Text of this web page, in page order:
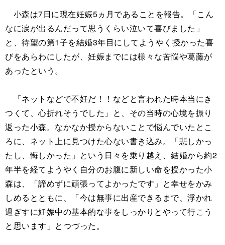
小森は7日に現在妊娠5ヵ月であることを報告。「こん
なに涙が出るんだって思うくらい泣いて喜びました」
と、待望の第1子を結婚3年目にしてようやく授かった喜
びをあらわにしたが、妊娠までには様々な苦悩や葛藤が
あったという。
「ネットなどで不妊だ！！などと言われた時本当にき
つくて、心折れそうでした」と、その当時の心境を振り
返った小森。なかなか授からないことで悩んでいたとこ
ろに、ネット上に見つけた心ない書き込み。「悲しかっ
たし、悔しかった」という日々を乗り越え、結婚から約2
年半を経てようやく自分のお腹に新しい命を授かった小
森は、「諦めずに頑張ってよかったです」と幸せをかみ
しめるとともに、「今は無事に出産できるまで、浮かれ
過ぎすに妊娠中の基本的な事をしっかりとやって行こう
と思います」とつづった。